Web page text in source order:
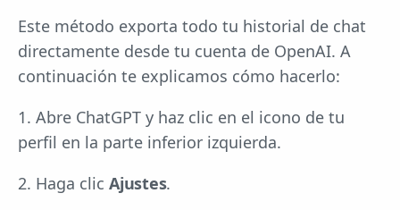
Este método exporta todo tu historial de chat
directamente desde tu cuenta de OpenAI. A
continuación te explicamos cómo hacerlo:
1. Abre ChatGPT y haz clic en el icono de tu
perfil en la parte inferior izquierda.
2. Haga clic Ajustes.